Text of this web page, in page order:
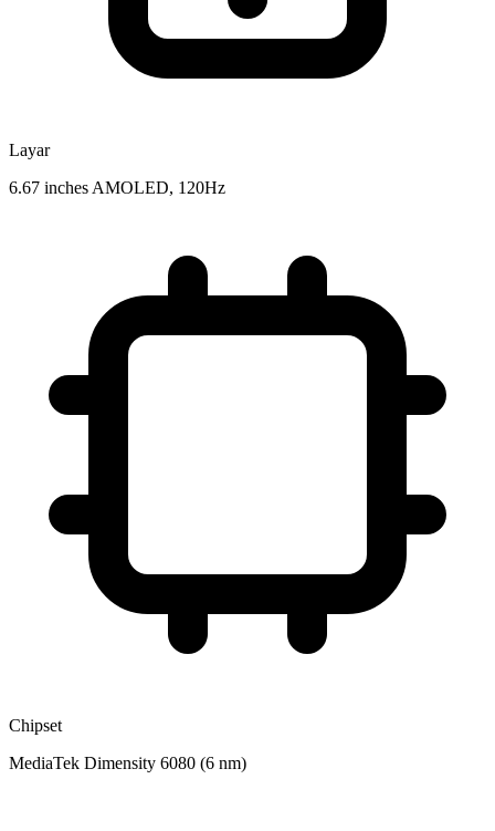
Layar
6.67 inches AMOLED, 120Hz
Chipset
MediaTek Dimensity 6080 (6 nm)